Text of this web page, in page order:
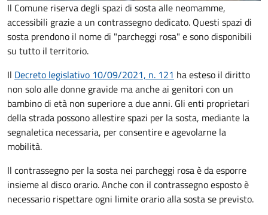
Il Comune riserva degli spazi di sosta alle neomamme,
accessibili grazie a un contrassegno dedicato. Questi spazi di
sosta prendono il nome di "parcheggi rosa" e sono disponibili
su tutto il territorio.
Il Decreto legislativo 10/09/2021, n. 121 ha esteso il diritto
non solo alle donne gravide ma anche ai genitori con un
bambino di età non superiore a due anni. Gli enti proprietari
della strada possono allestire spazi per la sosta, mediante la
segnaletica necessaria, per consentire e agevolarne la
mobilità.
Il contrassegno per la sosta nei parcheggi rosa è da esporre
insieme al disco orario. Anche con il contrassegno esposto è
necessario rispettare ogni limite orario alla sosta se previsto.